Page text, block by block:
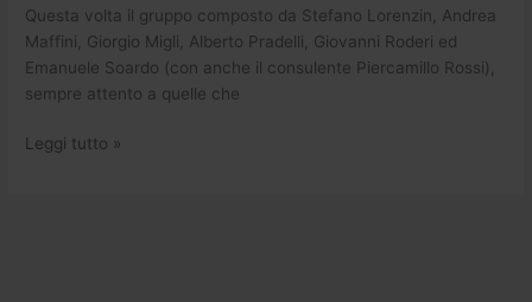
Questa volta il gruppo composto da Stefano Lorenzin, Andrea
Maffini, Giorgio Migli, Alberto Pradelli, Giovanni Roderi ed
Emanuele Soardo (con anche il consulente Piercamillo Rossi),
sempre attento a quelle che
Leggi tutto »